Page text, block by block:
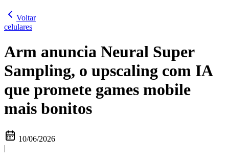
Voltar
celulares
Arm anuncia Neural Super
Sampling, o upscaling com IA
que promete games mobile
mais bonitos
10/06/2026
|